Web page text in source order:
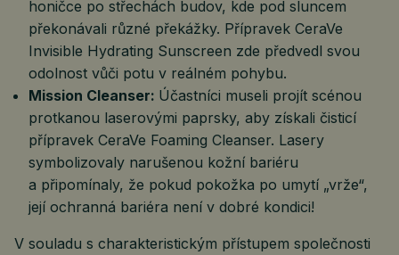
honičce po střechách budov, kde pod sluncem
překonávali různé překážky. Přípravek CeraVe
Invisible Hydrating Sunscreen zde předvedl svou
odolnost vůči potu v reálném pohybu.
Mission Cleanser: Účastníci museli projít scénou
protkanou laserovými paprsky, aby získali čisticí
přípravek CeraVe Foaming Cleanser. Lasery
symbolizovaly narušenou kožní bariéru
a připomínaly, že pokud pokožka po umytí „vrže“,
její ochranná bariéra není v dobré kondici!
V souladu s charakteristickým přístupem společnosti